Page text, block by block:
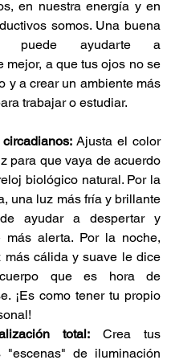
en nuestra energía y en
somos. Una buena
puede ayudarte a
mejor, a que tus ojos no se
y a crear un ambiente más
trabajar o estudiar.
Ajusta el color
para que vaya de acuerdo
biológico natural. Por la
una luz más fría y brillante
ayudar a despertar y
más alerta. Por la noche,
más cálida y suave le dice
que es hora de
¡Es como tener tu propio
total: Crea tus
"escenas" de iluminación